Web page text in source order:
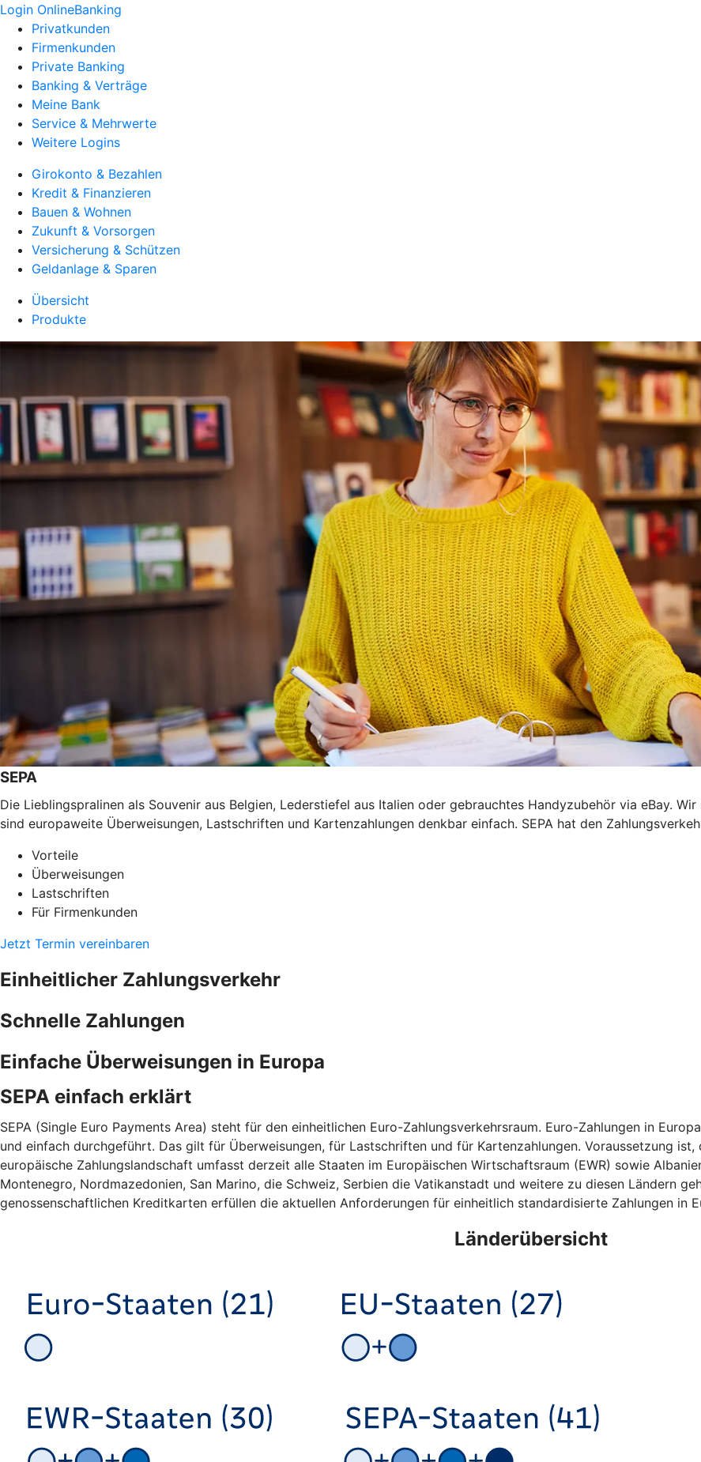
Login OnlineBanking
Privatkunden
Firmenkunden
Private Banking
Banking & Verträge
Meine Bank
Service & Mehrwerte
Weitere Logins
Girokonto & Bezahlen
Kredit & Finanzieren
Bauen & Wohnen
Zukunft & Vorsorgen
Versicherung & Schützen
Geldanlage & Sparen
Übersicht
Produkte
SEPA
Die Lieblingspralinen als Souvenir aus Belgien, Lederstiefel aus Italien oder gebrauchtes Handyzubehör via eBay.
sind europaweite Überweisungen, Lastschriften und Kartenzahlungen denkbar einfach. SEPA hat den
Vorteile
Überweisungen
Lastschriften
Für Firmenkunden
Jetzt Termin vereinbaren
Einheitlicher Zahlungsverkehr
Schnelle Zahlungen
Einfache Überweisungen in Europa
SEPA einfach erklärt
SEPA (Single Euro Payments Area) steht für den einheitlichen Euro-Zahlungsverkehrsraum. Euro-Zahlungen in
und einfach durchgeführt. Das gilt für Überweisungen, für Lastschriften und für Kartenzahlungen. Voraussetzung
europäische Zahlungslandschaft umfasst derzeit alle Staaten im Europäischen Wirtschaftsraum (EWR) sowie
Montenegro, Nordmazedonien, San Marino, die Schweiz, Serbien die Vatikanstadt und weitere zu diesen Ländern
genossenschaftlichen Kreditkarten erfüllen die aktuellen Anforderungen für einheitlich standardisierte Zahlungen in
Länderübersicht